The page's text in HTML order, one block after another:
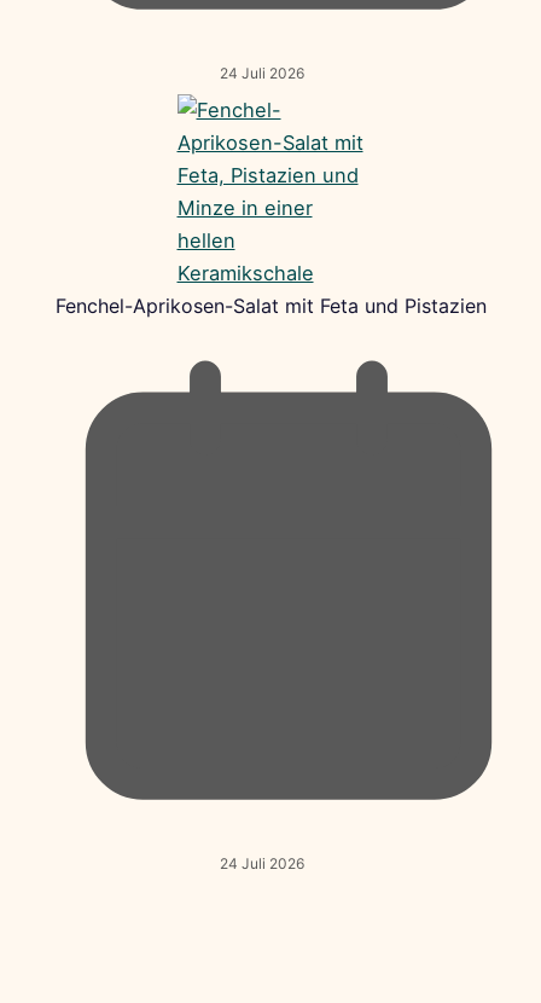
24 Juli 2026
Fenchel-Aprikosen-Salat mit Feta und Pistazien
24 Juli 2026